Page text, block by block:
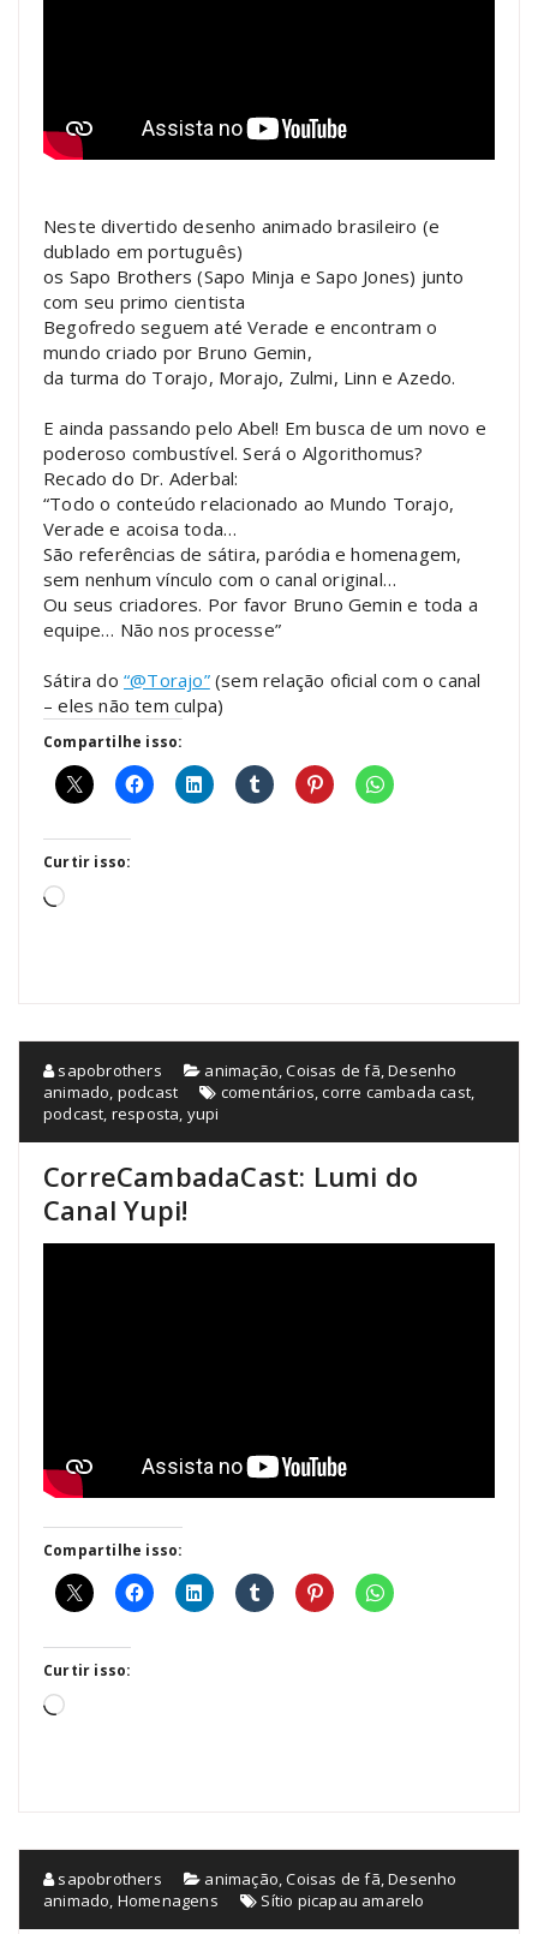
Neste divertido desenho animado brasileiro (e
dublado em português)
os Sapo Brothers (Sapo Minja e Sapo Jones) junto
com seu primo cientista
Begofredo seguem até Verade e encontram o
mundo criado por Bruno Gemin,
da turma do Torajo, Morajo, Zulmi, Linn e Azedo.
E ainda passando pelo Abel! Em busca de um novo e
poderoso combustível. Será o Algorithomus?
Recado do Dr. Aderbal:
“Todo o conteúdo relacionado ao Mundo Torajo,
Verade e acoisa toda…
São referências de sátira, paródia e homenagem,
sem nenhum vínculo com o canal original…
Ou seus criadores. Por favor Bruno Gemin e toda a
equipe… Não nos processe”
Sátira do “@Torajo”(sem relação oficial com o canal
– eles não tem culpa)
Compartilhe isso:
Curtir isso:
Carregando...
sapobrothers animação,Coisas de fã,Desenho
animado, podcast comentários,corre cambada cast,
podcast, resposta, yupi
CorreCambadaCast: Lumi do
Canal Yupi!
Compartilhe isso:
Curtir isso:
Carregando...
sapobrothers animação ,Coisas de fã ,Desenho
animado Homenagens Sítio picapau amarelo